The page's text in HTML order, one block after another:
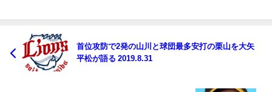
首位攻防で2発の山川と球団最多安打の栗山を大矢
平松が語る 2019.8.31